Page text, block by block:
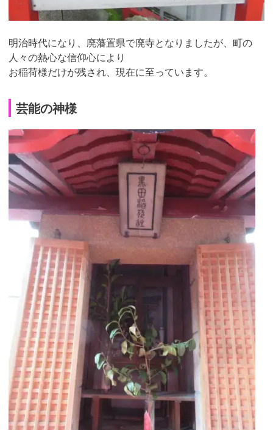
明治時代になり、廃藩置県で廃寺となりましたが、町の
人々の熱心な信仰心により
お稲荷様だけが残され、現在に至っています。
芸能の神様